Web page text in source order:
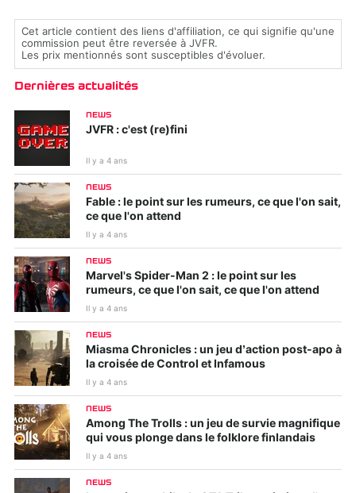
Cet article contient des liens d'affiliation, ce qui signifie qu'une
commission peut être reversée à JVFR.
Les prix mentionnés sont susceptibles d'évoluer.
Dernières actualités
NEWS
JVFR : c'est (re)fini
Il y a 4 ans
NEWS
Fable : le point sur les rumeurs, ce que l'on sait,
ce que l'on attend
Il y a 4 ans
NEWS
Marvel's Spider-Man 2 : le point sur les
rumeurs, ce que l'on sait, ce que l'on attend
Il y a 4 ans
NEWS
Miasma Chronicles : un jeu d’action post-apo à
la croisée de Control et Infamous
Il y a 4 ans
NEWS
Among The Trolls : un jeu de survie magnifique
qui vous plonge dans le folklore finlandais
Il y a 4 ans
NEWS